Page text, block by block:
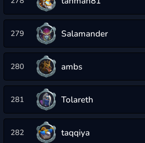
279 Salamander
280 ambs
281 Tolareth
282 taqqiya